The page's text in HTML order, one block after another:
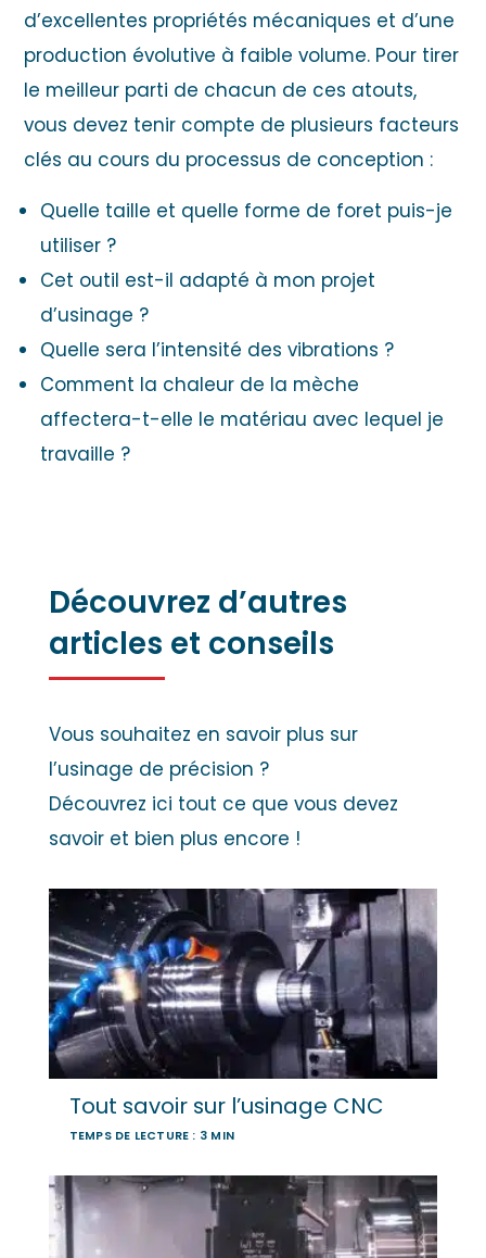
d’excellentes propriétés mécaniques et d’une
production évolutive à faible volume. Pour tirer
le meilleur parti de chacun de ces atouts,
vous devez tenir compte de plusieurs facteurs
clés au cours du processus de conception :
Quelle taille et quelle forme de foret puis-je
utiliser ?
Cet outil est-il adapté à mon projet
d’usinage ?
Quelle sera l’intensité des vibrations ?
Comment la chaleur de la mèche
affectera-t-elle le matériau avec lequel je
travaille ?
Découvrez d’autres
articles et conseils
Vous souhaitez en savoir plus sur
l’usinage de précision ?
Découvrez ici tout ce que vous devez
savoir et bien plus encore !
Tout savoir sur l’usinage CNC
TEMPS DE LECTURE : 3 MIN